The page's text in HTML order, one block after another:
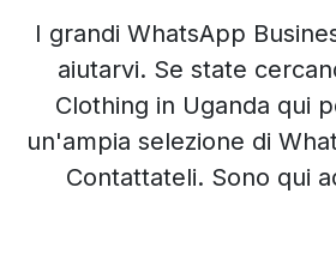
I grandi WhatsApp
aiutarvi. Se state
Clothing in Uganda qui
un'ampia selezione di
Contattateli. Sono qui